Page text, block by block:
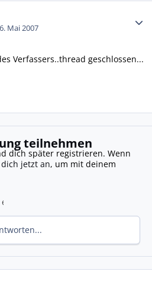
Mai 2007
Verfassers..thread geschlossen...
teilnehmen
dich später registrieren. Wenn
jetzt an, um mit deinem